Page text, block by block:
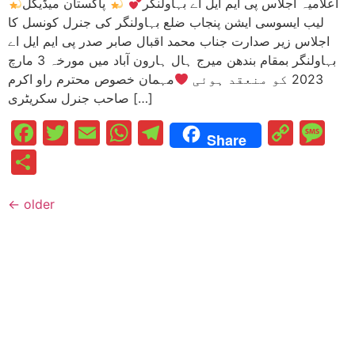
اعلامیہ اجلاس پی ایم ایل اے بہاولنگر
پاکستان میڈیکل
لیب ایسوسی ایشن پنجاب ضلع بہاولنگر کی جنرل کونسل کا
اجلاس زیر صدارت جناب محمد اقبال صابر صدر پی ایم ایل اے
بہاولنگر بمقام بندھن میرج ہال ہارون آباد میں مورخہ 3 مارچ
2023 کو منعقد ہوئی
مہمان خصوص محترم راو اکرم
صاحب جنرل سکریٹری […]
Facebook
Twitter
EmailWhatsApp
Telegram
Share
Copy
← older